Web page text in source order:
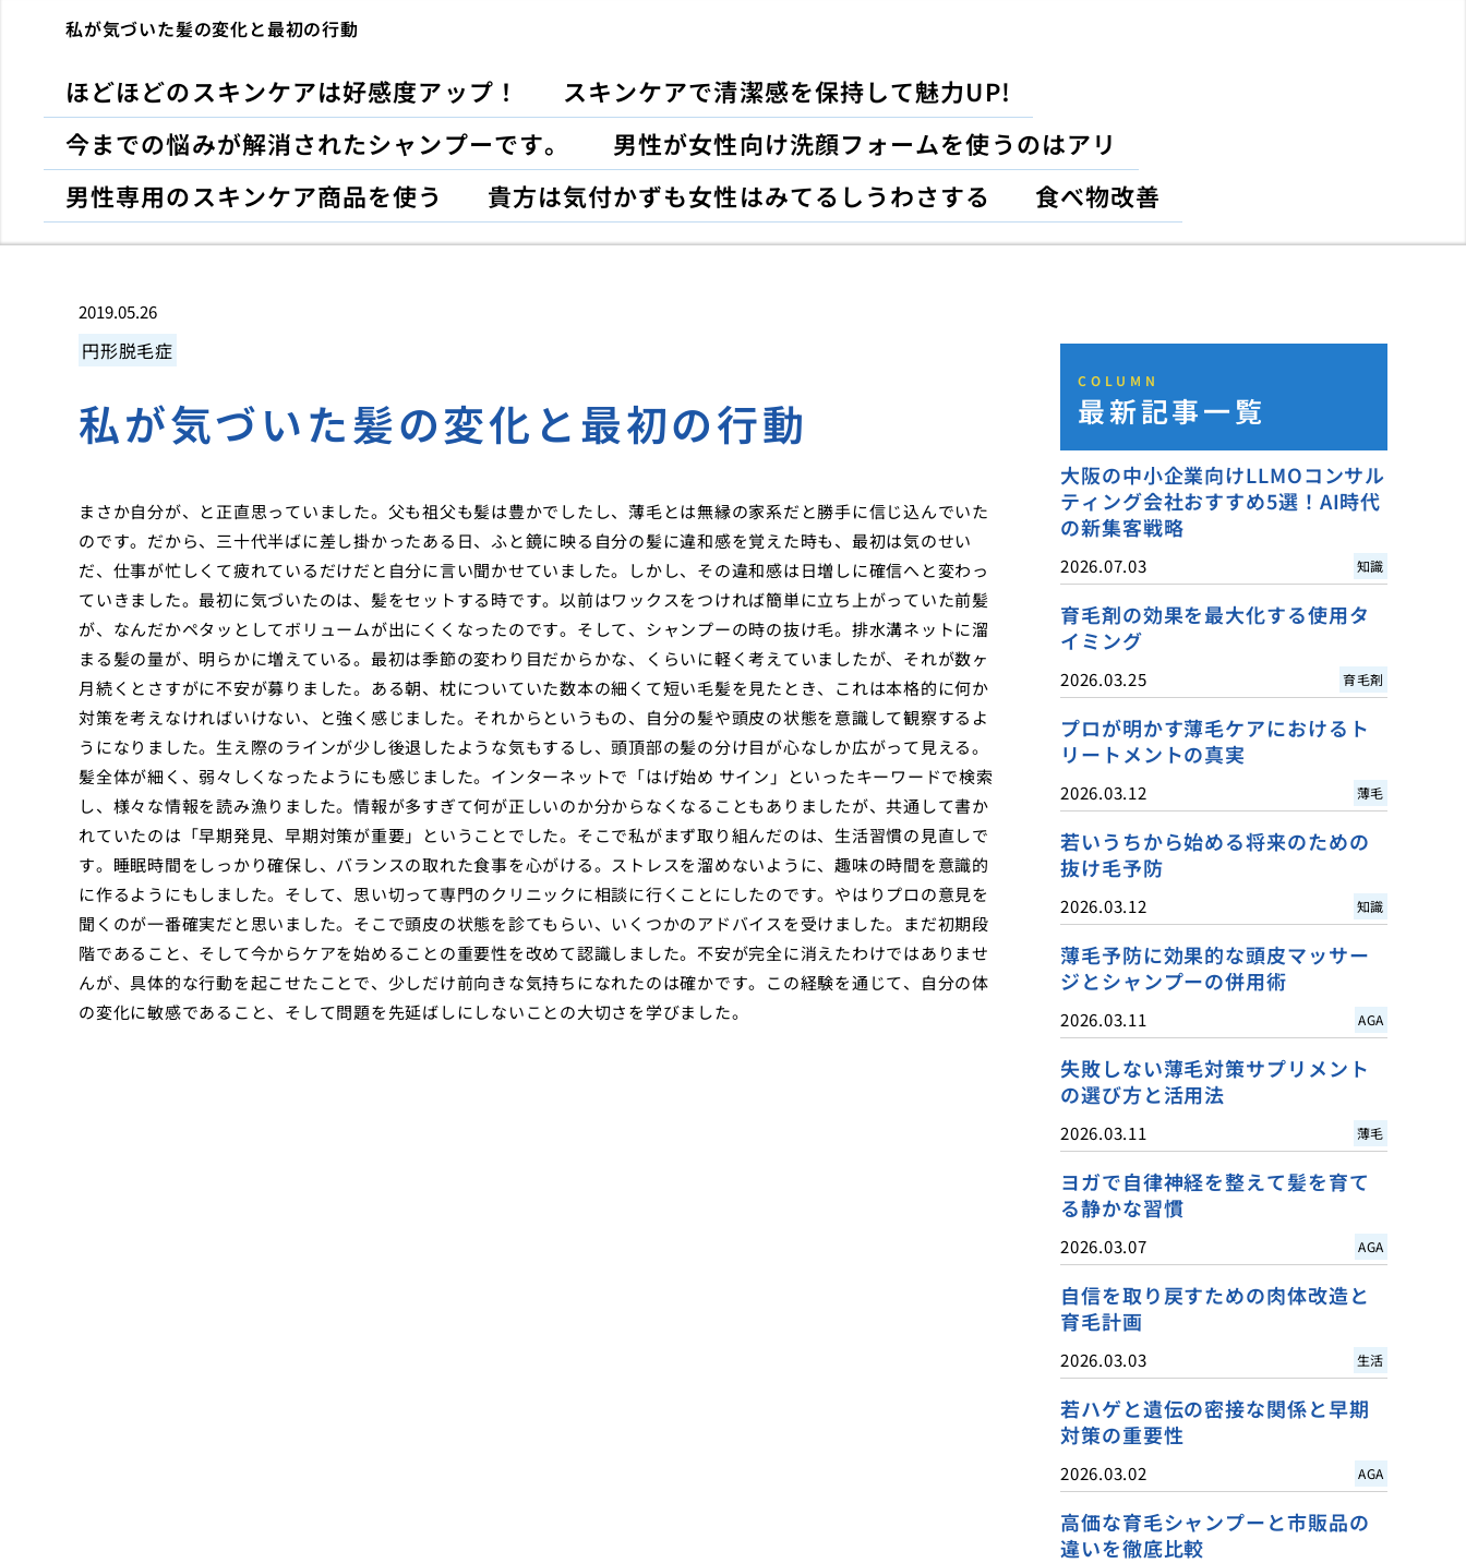
私が気づいた髪の変化と最初の行動
ほどほどのスキンケアは好感度アップ！
スキンケアで清潔感を保持して魅力UP!
今までの悩みが解消されたシャンプーです。
男性が女性向け洗顔フォームを使うのはアリ
男性専用のスキンケア商品を使う
貴方は気付かずも女性はみてるしうわさする 食べ物改善
2019.05.26
円形脱毛症
私が気づいた髪の変化と最初の行動
まさか自分が、と正直思っていました。父も祖父も髪は豊かでしたし、薄毛とは無縁の家系だと勝手に信じ込んでいた
のです。だから、三十代半ばに差し掛かったある日、ふと鏡に映る自分の髪に違和感を覚えた時も、最初は気のせい
だ、仕事が忙しくて疲れているだけだと自分に言い聞かせていました。しかし、その違和感は日増しに確信へと変わっ
ていきました。最初に気づいたのは、髪をセットする時です。以前はワックスをつければ簡単に立ち上がっていた前髪
が、なんだかペタッとしてボリュームが出にくくなったのです。そして、シャンプーの時の抜け毛。排水溝ネットに溜
まる髪の量が、明らかに増えている。最初は季節の変わり目だからかな、くらいに軽く考えていましたが、それが数ヶ
月続くとさすがに不安が募りました。ある朝、枕についていた数本の細くて短い毛髪を見たとき、これは本格的に何か
対策を考えなければいけない、と強く感じました。それからというもの、自分の髪や頭皮の状態を意識して観察するよ
うになりました。生え際のラインが少し後退したような気もするし、頭頂部の髪の分け目が心なしか広がって見える。
髪全体が細く、弱々しくなったようにも感じました。インターネットで「はげ始め サイン」といったキーワードで検索
し、様々な情報を読み漁りました。情報が多すぎて何が正しいのか分からなくなることもありましたが、共通して書か
れていたのは「早期発見、早期対策が重要」ということでした。そこで私がまず取り組んだのは、生活習慣の見直しで
す。睡眠時間をしっかり確保し、バランスの取れた食事を心がける。ストレスを溜めないように、趣味の時間を意識的
に作るようにもしました。そして、思い切って専門のクリニックに相談に行くことにしたのです。やはりプロの意見を
聞くのが一番確実だと思いました。そこで頭皮の状態を診てもらい、いくつかのアドバイスを受けました。まだ初期段
階であること、そして今からケアを始めることの重要性を改めて認識しました。不安が完全に消えたわけではありませ
んが、具体的な行動を起こせたことで、少しだけ前向きな気持ちになれたのは確かです。この経験を通じて、自分の体
の変化に敏感であること、そして問題を先延ばしにしないことの大切さを学びました。
COLUMN
最新記事一覧
大阪の中小企業向けLLMOコンサル
ティング会社おすすめ5選！AI時代
の新集客戦略
2026.07.03 知識
育毛剤の効果を最大化する使用タ
イミング
2026.03.25 育毛剤
プロが明かす薄毛ケアにおけるト
リートメントの真実
2026.03.12 薄毛
若いうちから始める将来のための
抜け毛予防
2026.03.12 知識
薄毛予防に効果的な頭皮マッサー
ジとシャンプーの併用術
2026.03.11 AGA
失敗しない薄毛対策サプリメント
の選び方と活用法
2026.03.11 薄毛
ヨガで自律神経を整えて髪を育て
る静かな習慣
2026.03.07 AGA
自信を取り戻すための肉体改造と
育毛計画
2026.03.03 生活
若ハゲと遺伝の密接な関係と早期
対策の重要性
2026.03.02 AGA
高価な育毛シャンプーと市販品の
違いを徹底比較